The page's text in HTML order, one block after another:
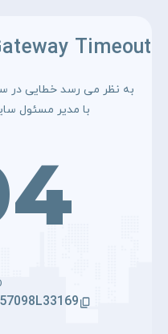
Timeout
به نظر می رسد خطایی در
با مدیر مسئول